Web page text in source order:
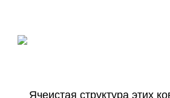
Ячеистая структура этих